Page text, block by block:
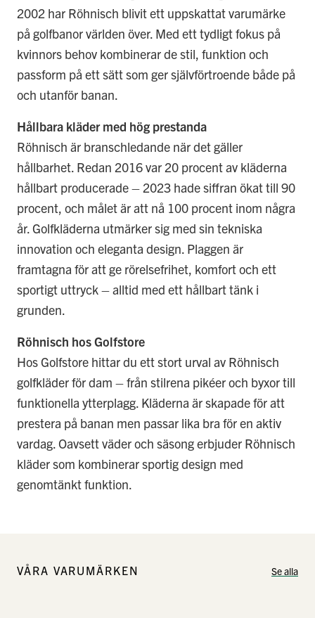
2002 har Röhnisch blivit ett uppskattat varumärke
på golfbanor världen över. Med ett tydligt fokus på
kvinnors behov kombinerar de stil, funktion och
passform på ett sätt som ger självförtroende både på
och utanför banan.
Hållbara kläder med hög prestanda
Röhnisch är branschledande när det gäller
hållbarhet. Redan 2016 var 20 procent av kläderna
hållbart producerade – 2023 hade siffran ökat till 90
procent, och målet är att nå 100 procent inom några
år. Golfkläderna utmärker sig med sin tekniska
innovation och eleganta design. Plaggen är
framtagna för att ge rörelsefrihet, komfort och ett
sportigt uttryck – alltid med ett hållbart tänk i
grunden.
Röhnisch hos Golfstore
Hos Golfstore hittar du ett stort urval av Röhnisch
golfkläder för dam – från stilrena pikéer och byxor till
funktionella ytterplagg. Kläderna är skapade för att
prestera på banan men passar lika bra för en aktiv
vardag. Oavsett väder och säsong erbjuder Röhnisch
kläder som kombinerar sportig design med
genomtänkt funktion.
VÅRA VARUMÄRKEN Se alla